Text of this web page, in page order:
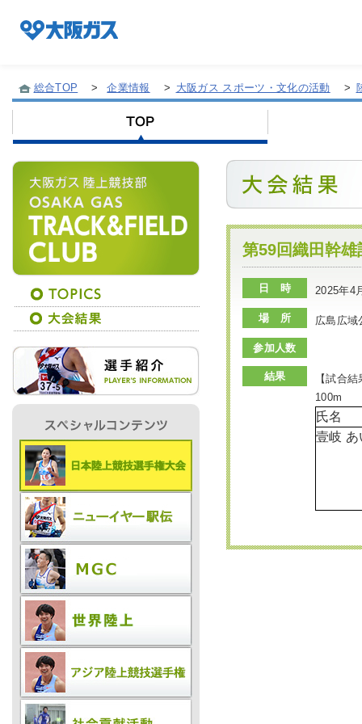
企業/グループについて
社会貢献
技術開発
サステナビリティ
採用情報
プレスリリース
総合TOP > 企業情報 > 大阪ガス スポーツ・文化の活動 >
第59回織田幹
日 時 2025年4
場 所 広島広域
参加人数
結果
【試合
100m
氏名
壹岐 あ